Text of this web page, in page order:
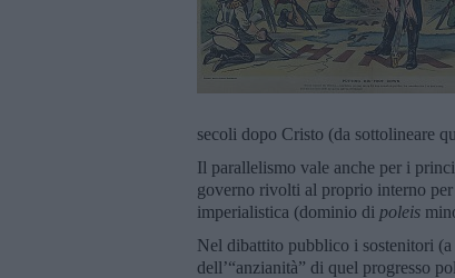
secoli dopo Cristo (da sottolineare
Il parallelismo vale anche per i
governo rivolti al proprio interno
imperialistica (dominio di poleis
Nel dibattito pubblico i sostenitori
dell’“anzianità” di quel progresso